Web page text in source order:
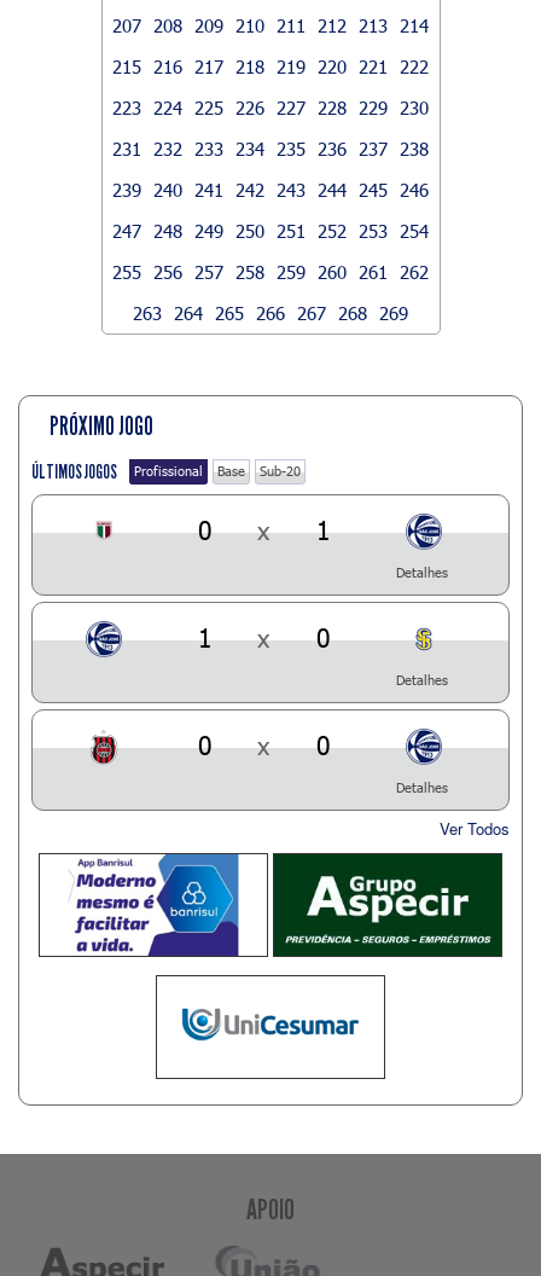
207
208 209 210 211 212 213
214
215
216 217 218 219 220 221
222
223
224 225 226 227 228 229
230
231
232 233 234 235 236 237
238
239
240 241 242 243 244 245
246
247
248 249 250 251 252 253
254
255
256 257 258 259 260 261
262
263
264 265 266 267 268 269
PRÓXIMO JOGO
ÚLTIMOS JOGOS Profissional Base Sub-20
0 x 1
Detalhes
1 x 0
Detalhes
0 x 0
Detalhes
Ver Todos
APOIO